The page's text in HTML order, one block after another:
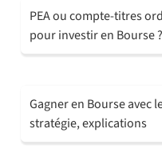
PEA ou compte-titres
pour investir en Bourse ?
Gagner en Bourse avec
stratégie, explications